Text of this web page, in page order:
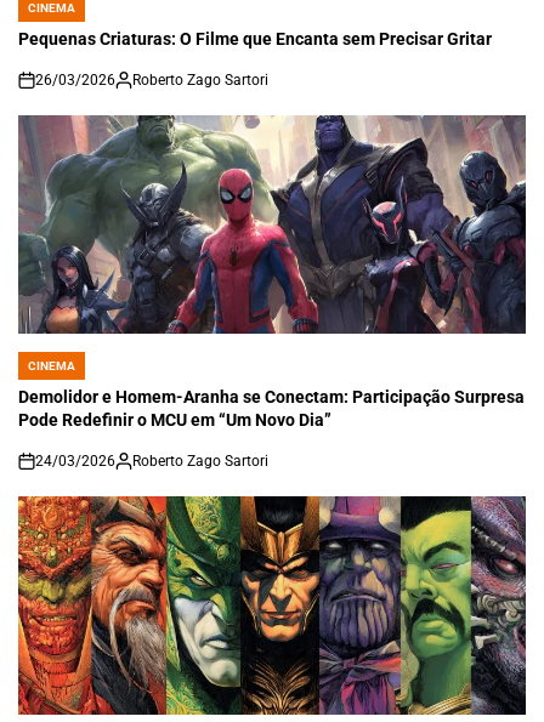
POSTED
IN
CINEMA
Pequenas Criaturas: O Filme que Encanta sem Precisar Gritar
on
26/03/2026 Roberto Zago Sartori
POSTED
IN
CINEMA
Demolidor e Homem-Aranha se Conectam: Participação Surpresa
Pode Redefinir o MCU em “Um Novo Dia”
on
24/03/2026 Roberto Zago Sartori